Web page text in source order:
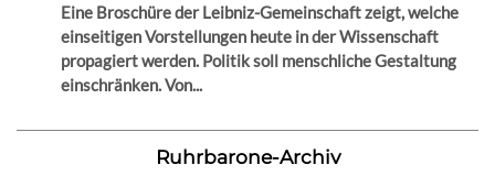
Eine Broschüre der Leibniz-Gemeinschaft zeigt, welche
einseitigen Vorstellungen heute in der Wissenschaft
propagiert werden. Politik soll menschliche Gestaltung
einschränken. Von...
Ruhrbarone-Archiv